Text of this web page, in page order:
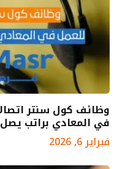
في المعادي براتب يصل 18000 جنيه
فبراير 6, 2026